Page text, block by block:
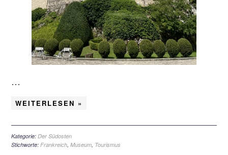
…
WEITERLESEN »
Kategorie:Der Südosten
Stichworte:Frankreich ,Museum Tourismus